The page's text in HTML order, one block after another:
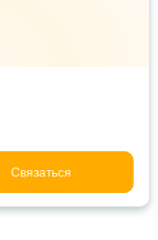
Связаться